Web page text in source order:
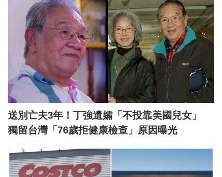
送別亡夫3年！丁強遺孀「不投靠美國兒女」
獨留台灣「76歲拒健康檢查」原因曝光